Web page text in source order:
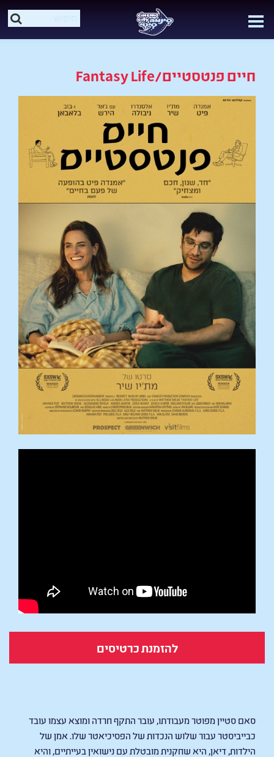
חיים פנטסטיים/Fantasy Life
להזמנת כרטיסים
סאם סטיין מפוטר מעבודתו, עובר התקף חרדה ומוצא עצמו עובד
כבייביסטר עבור שלוש הנכדות של הפסיכיאטר שלו. אמן של
הילדות, דיאן, היא שחקנית מובטלת עם נישואין בעייתיים, והיא